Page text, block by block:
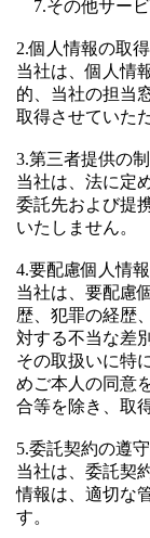
7.その他サー
2.個人情報の取得
当社は、個人情
的、当社の担当
取得させていた
3.第三者提供の
当社は、法に定
委託先および提
いたしません。
4.要配慮個人情
当社は、要配慮
歴、犯罪の経歴
対する不当な差
その取扱いに特
めご本人の同意
合等を除き、取
5.委託契約の遵守
当社は、委託契
情報は、適切な
す。